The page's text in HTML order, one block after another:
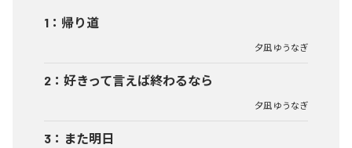
1 ： 帰り道
夕凪 ゆうなぎ
2 ： 好きって言えば終わるなら
夕凪 ゆうなぎ
3 ： また明日